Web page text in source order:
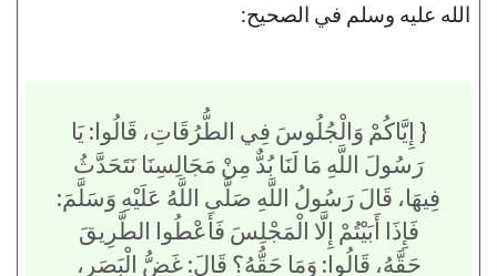
الله عليه وسلم في الصحيح:
{ إِيَّاكُمْ وَالْجُلُوسَ فِي الطُّرُقَاتِ، قَالُوا: يَا
رَسُولَ اللَّهِ مَا لَنَا بُدٌّ مِنْ مَجَالِسِنَا نَتَحَدَّثُ
فِيهَا، قَالَ رَسُولُ اللَّهِ صَلَّى اللَّهُ عَلَيْهِ وَسَلَّمَ:
فَإِذَا أَبَيْتُمْ إِلَّا الْمَجْلِسَ فَأَعْطُوا الطَّرِيقَ
حَقَّهُ، قَالُوا: وَمَا حَقُّهُ؟ قَالَ: غَضُّ الْبَصَرِ،